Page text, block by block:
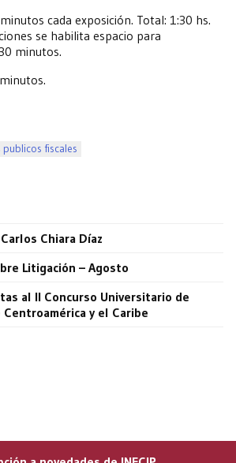
cada exposición. Total: 1:30 hs.
se habilita espacio para
minutos.
publicos fiscales
Chiara Díaz
Litigación – Agosto
al II Concurso Universitario de
y el Caribe